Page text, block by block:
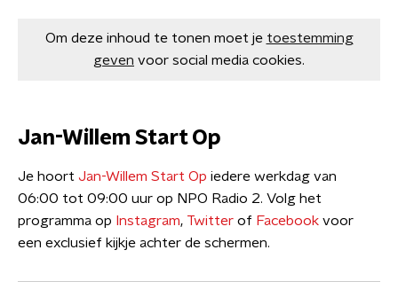
Om deze inhoud te tonen moet je toestemming
geven voor social media cookies.
Jan-Willem Start Op
Je hoort Jan-Willem Start Op iedere werkdag van
06:00 tot 09:00 uur op NPO Radio 2. Volg het
programma op Instagram, Twitter of Facebook voor
een exclusief kijkje achter de schermen.